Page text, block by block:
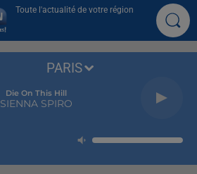
Toute l'actualité de votre région
Die On This Hill
SIENNA SPIRO
PARIS